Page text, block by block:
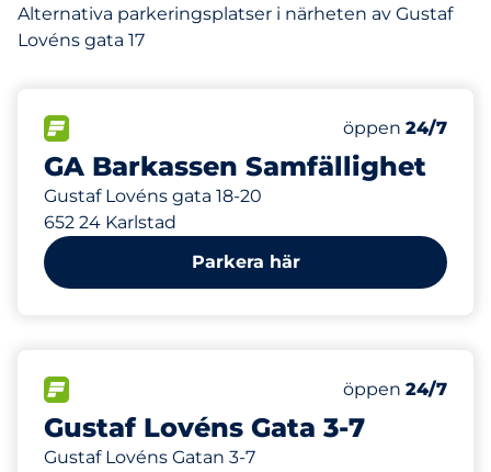
Alternativa parkeringsplatser i närheten av Gustaf
Lovéns gata 17
GA Barkassen Samfällighet
Gustaf Lovéns gata 18-20
652 24 Karlstad
Antal
Totalt antal
Electric Car
Torsdag&nbsp
öppen 24/7
Parkera här
Gustaf Lovéns Gata 3-7
Gustaf Lovéns Gatan 3-7
Antal
Totalt antal
Electric Car
Torsdag&nbsp
öppen 24/7